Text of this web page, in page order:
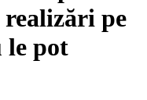
realizări pe
le pot